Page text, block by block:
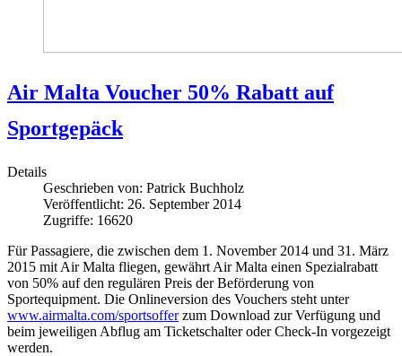
Air Malta Voucher 50% Rabatt auf
Sportgepäck
Details
Geschrieben von: Patrick Buchholz
Veröffentlicht: 26. September 2014
Zugriffe: 16620
Für Passagiere, die zwischen dem 1. November 2014 und 31. März
2015 mit Air Malta fliegen, gewährt Air Malta einen Spezialrabatt
von 50% auf den regulären Preis der Beförderung von
Sportequipment. Die Onlineversion des Vouchers steht unter
www.airmalta.com/sportsofferzum Download zur Verfügung und
beim jeweiligen Abflug am Ticketschalter oder Check-In vorgezeigt
werden.